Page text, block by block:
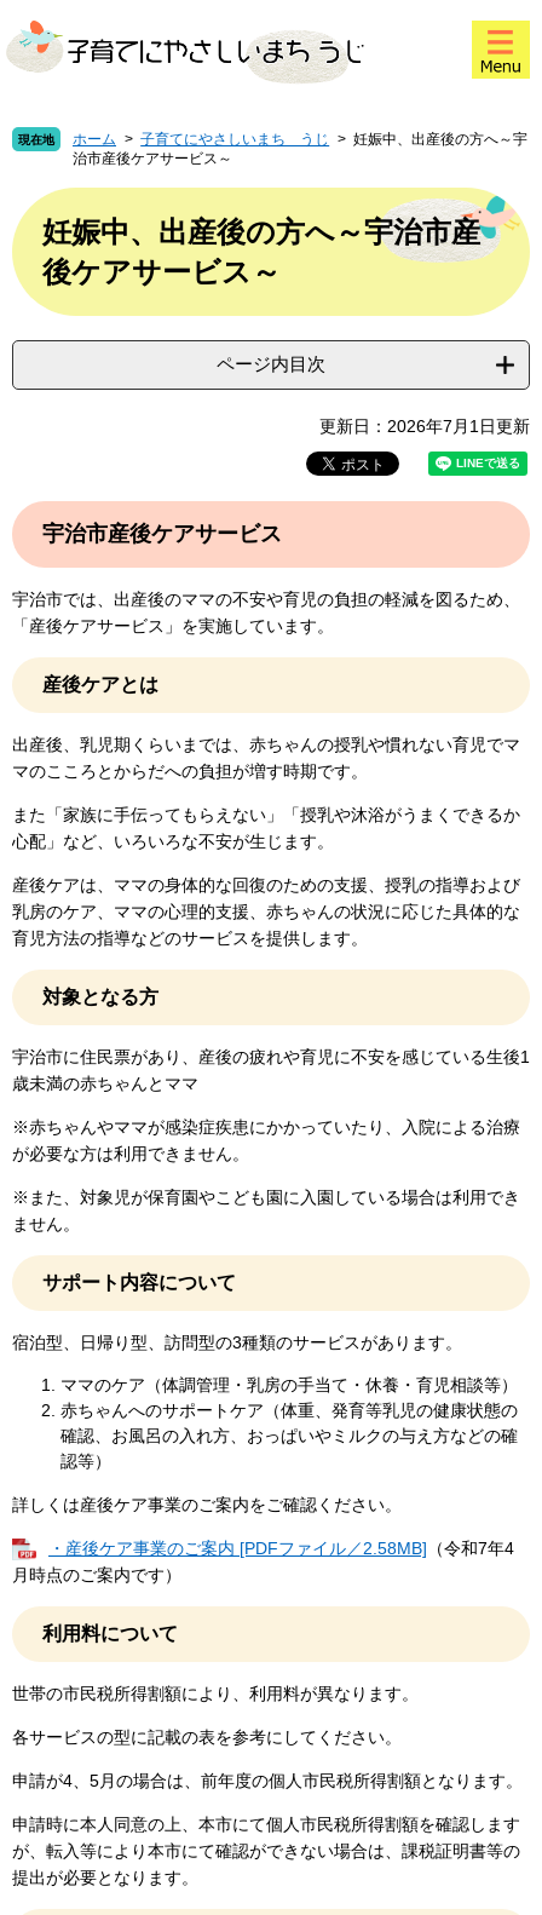
ー
ジ
ニ
ュ
本
文
現在地 ホーム > 子育てにやさしいまち うじ > 妊娠中、出産後の方へ～宇
治市産後ケアサービス～
文
妊娠中、出産後の方へ～宇治市産
後ケアサービス～
ページ内目次
更新日：2026年7月1日更新
宇治市産後ケアサービス
宇治市では、出産後のママの不安や育児の負担の軽減を図るため、
「産後ケアサービス」を実施しています。
産後ケアとは
出産後、乳児期くらいまでは、赤ちゃんの授乳や慣れない育児でマ
マのこころとからだへの負担が増す時期です。
また「家族に手伝ってもらえない」「授乳や沐浴がうまくできるか
心配」など、いろいろな不安が生じます。
産後ケアは、ママの身体的な回復のための支援、授乳の指導および
乳房のケア、ママの心理的支援、赤ちゃんの状況に応じた具体的な
育児方法の指導などのサービスを提供します。
対象となる方
宇治市に住民票があり、産後の疲れや育児に不安を感じている生後1
歳未満の赤ちゃんとママ
※赤ちゃんやママが感染症疾患にかかっていたり、入院による治療
が必要な方は利用できません。
※また、対象児が保育園やこども園に入園している場合は利用でき
ません。
サポート内容について
宿泊型、日帰り型、訪問型の3種類のサービスがあります。
ママのケア（体調管理・乳房の手当て・休養・育児相談等）
赤ちゃんへのサポートケア（体重、発育等乳児の健康状態の
確認、お風呂の入れ方、おっぱいやミルクの与え方などの確
認等）
詳しくは産後ケア事業のご案内をご確認ください。
・産後ケア事業のご案内 [PDFファイル／2.58MB] （令和7年4
月時点のご案内です）
利用料について
世帯の市民税所得割額により、利用料が異なります。
各サービスの型に記載の表を参考にしてください。
申請が4、5月の場合は、前年度の個人市民税所得割額となります。
申請時に本人同意の上、本市にて個人市民税所得割額を確認します
が、転入等により本市にて確認ができない場合は、課税証明書等の
提出が必要となります。